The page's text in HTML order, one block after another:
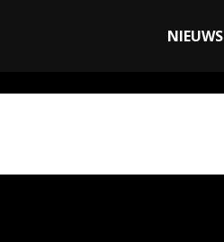
NIEUWS